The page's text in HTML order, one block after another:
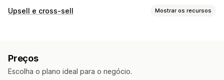
Recursos de pesquisa
Palavras de parada
Recomendações de produtos
Upsell e cross-sell Mostrar os recursos
CSS personalizado
Editor de arrastar e soltar
Regras personalizadas
Preços
Escolha o plano ideal para o negócio.